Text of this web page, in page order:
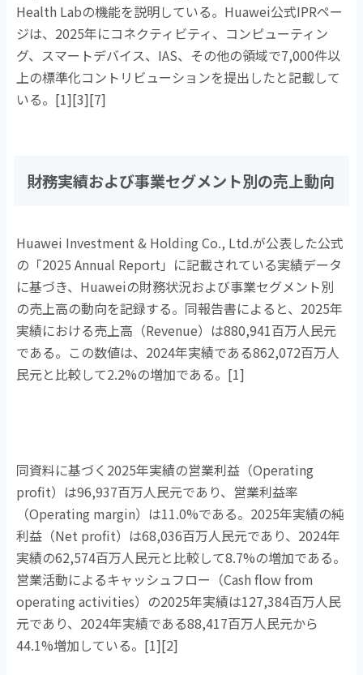
Health Labの機能を説明している。 Huawei公式IPRペー
ジは、 2025年にコネクティビティ、コンピューティン
グ、スマートデバイス、 IAS、その他の領域で7,000件以
上の標準化コントリビューションを提出したと記載して
いる。 [1][3][7]
財務実績および事業セグメント別の売上動向
Huawei Investment & Holding Co., Ltd.が公表した公式
の「2025 Annual Report 」に記載されている実績データ
に基づき、 Huaweiの財務状況および事業セグメント別
の売上高の動向を記録する。同報告書によると、 2025年
実績における売上高（Revenue）は880,941百万人民元
である。この数値は、 2024年実績である862,072百万人
民元と比較して2.2%の増加である。 [1]
同資料に基づく 2025年実績の営業利益（Operating
profit）は96,937百万人民元であり、営業利益率
（Operating margin）は11.0%である。 2025年実績の純
利益（Net profit）は68,036百万人民元であり、 2024年
実績の62,574百万人民元と比較して8.7%の増加である。
営業活動によるキャッシュフロー（Cash flow from
operating activities）の2025年実績は127,384百万人民
元であり、 2024年実績である88,417百万人民元から
44.1%増加している。 [1][2]